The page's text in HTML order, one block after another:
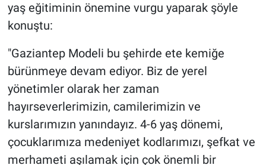
yaş eğitiminin önemine vurgu yaparak şöyle
konuştu:
"Gaziantep Modeli bu şehirde ete kemiğe
bürünmeye devam ediyor. Biz de yerel
yönetimler olarak her zaman
hayırseverlerimizin, camilerimizin ve
kurslarımızın yanındayız. 4-6 yaş dönemi,
çocuklarımıza medeniyet kodlarımızı, şefkat ve
merhameti aşılamak için çok önemli bir